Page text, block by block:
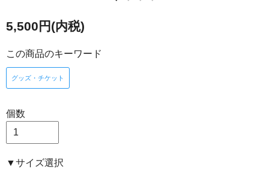
5,500円(内税)
この商品のキーワード
グッズ・チケット
個数
▼サイズ選択